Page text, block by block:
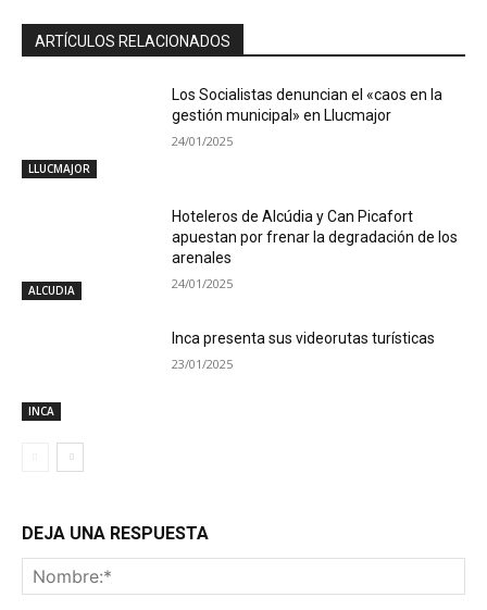
ARTÍCULOS RELACIONADOS
LLUCMAJOR
Los Socialistas denuncian el «caos en la
gestión municipal» en Llucmajor
24/01/2025
ALCUDIA
Hoteleros de Alcúdia y Can Picafort
apuestan por frenar la degradación de los
arenales
24/01/2025
INCA
Inca presenta sus videorutas turísticas
23/01/2025
DEJA UNA RESPUESTA